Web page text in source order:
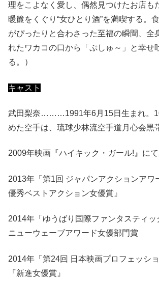
理をこよなく愛し、偶然見つけたお店も
暖簾をくぐり“女ひとり酒”を満喫する。
がぴったりと合わさった至福の瞬間、全
れたワカコの口から「ぷしゅ～」と幸せ
る。）
キャスト
武田梨奈………1991年6月15日生まれ。
めた空手は、琉球少林流空手道月心会黒
2009年映画『ハイキック・ガール!』に
2013年「第1回 ジャパンアクションアワ
優秀ベストアクション女優賞』
2014年「ゆうばり国際ファンタスティッ
ニューウェーブアワード女優部門賞
2014年「第24回 日本映画プロフェッシ
『新進女優賞』